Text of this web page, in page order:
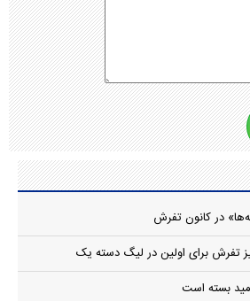
در کانون تفرش
تفرش برای اولین در لیگ دسته یک
بسته است